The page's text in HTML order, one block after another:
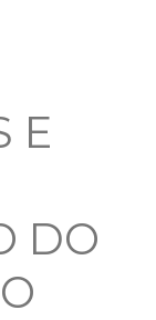
E
DO